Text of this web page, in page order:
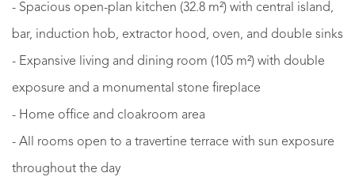
- Spacious open-plan kitchen (32.8 m²) with central island,
bar, induction hob, extractor hood, oven, and double sinks
- Expansive living and dining room (105 m²) with double
exposure and a monumental stone fireplace
- Home office and cloakroom area
- All rooms open to a travertine terrace with sun exposure
throughout the day